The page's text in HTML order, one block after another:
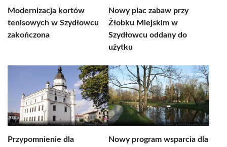
Modernizacja kortów
tenisowych w Szydłowcu
zakończona
Nowy plac zabaw przy
Żłobku Miejskim w
Szydłowcu oddany do
użytku
Przypomnienie dla
Nowy program wsparcia dla